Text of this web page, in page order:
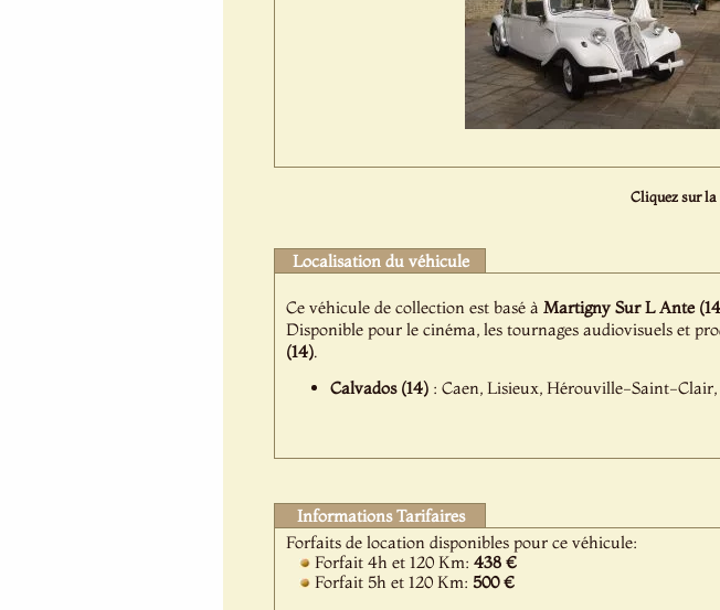
Cliquez sur
Localisation du véhicule
Ce véhicule de collection est basé à Martigny Sur L Ante
Disponible pour le cinéma, les tournages audiovisuels et
(14).
Calvados (14): Caen, Lisieux, Hérouville-Saint-Clair,
Informations Tarifaires
Forfaits de location disponibles pour ce véhicule:
Forfait 4h et 120 Km: 438 €
Forfait 5h et 120 Km: 500 €